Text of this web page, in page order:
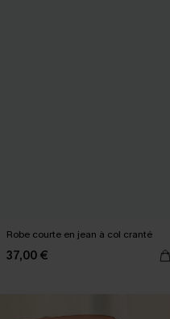
Robe courte en jean à col cranté
37,00 €